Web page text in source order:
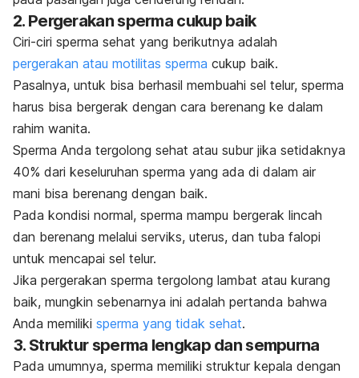
2. Pergerakan sperma cukup baik
Ciri-ciri sperma sehat yang berikutnya adalah
pergerakan atau motilitas sperma cukup baik.
Pasalnya, untuk bisa berhasil membuahi sel telur, sperma
harus bisa bergerak dengan cara berenang ke dalam
rahim wanita.
Sperma Anda tergolong sehat atau subur jika setidaknya
40% dari keseluruhan sperma yang ada di dalam air
mani bisa berenang dengan baik.
Pada kondisi normal, sperma mampu bergerak lincah
dan berenang melalui serviks, uterus, dan tuba falopi
untuk mencapai sel telur.
Jika pergerakan sperma tergolong lambat atau kurang
baik, mungkin sebenarnya ini adalah pertanda bahwa
Anda memiliki sperma yang tidak sehat.
3. Struktur sperma lengkap dan sempurna
Pada umumnya, sperma memiliki struktur kepala dengan